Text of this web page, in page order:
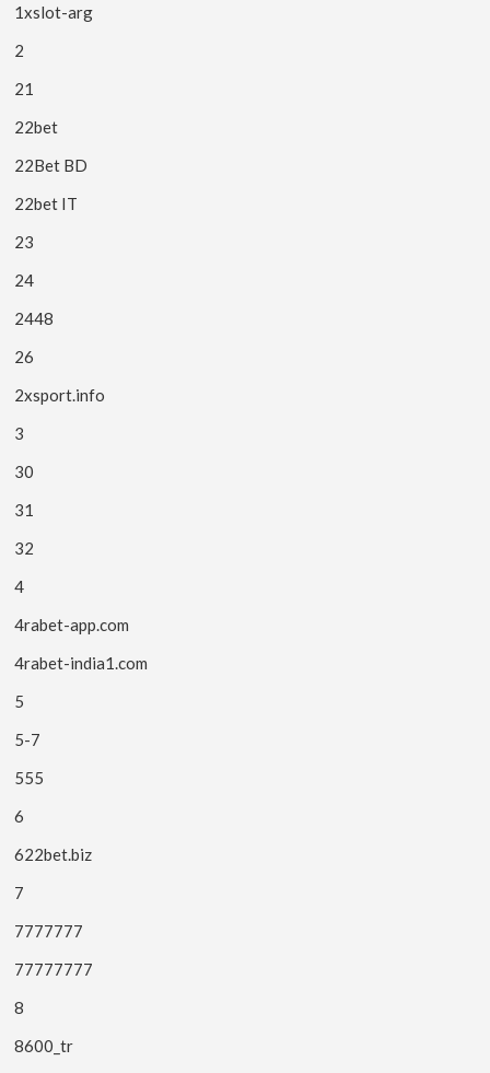
1xslot-arg
2
21
22bet
22Bet BD
22bet IT
23
24
2448
26
2xsport.info
3
30
31
32
4
4rabet-app.com
4rabet-india1.com
5
5-7
555
6
622bet.biz
7
7777777
77777777
8
8600_tr